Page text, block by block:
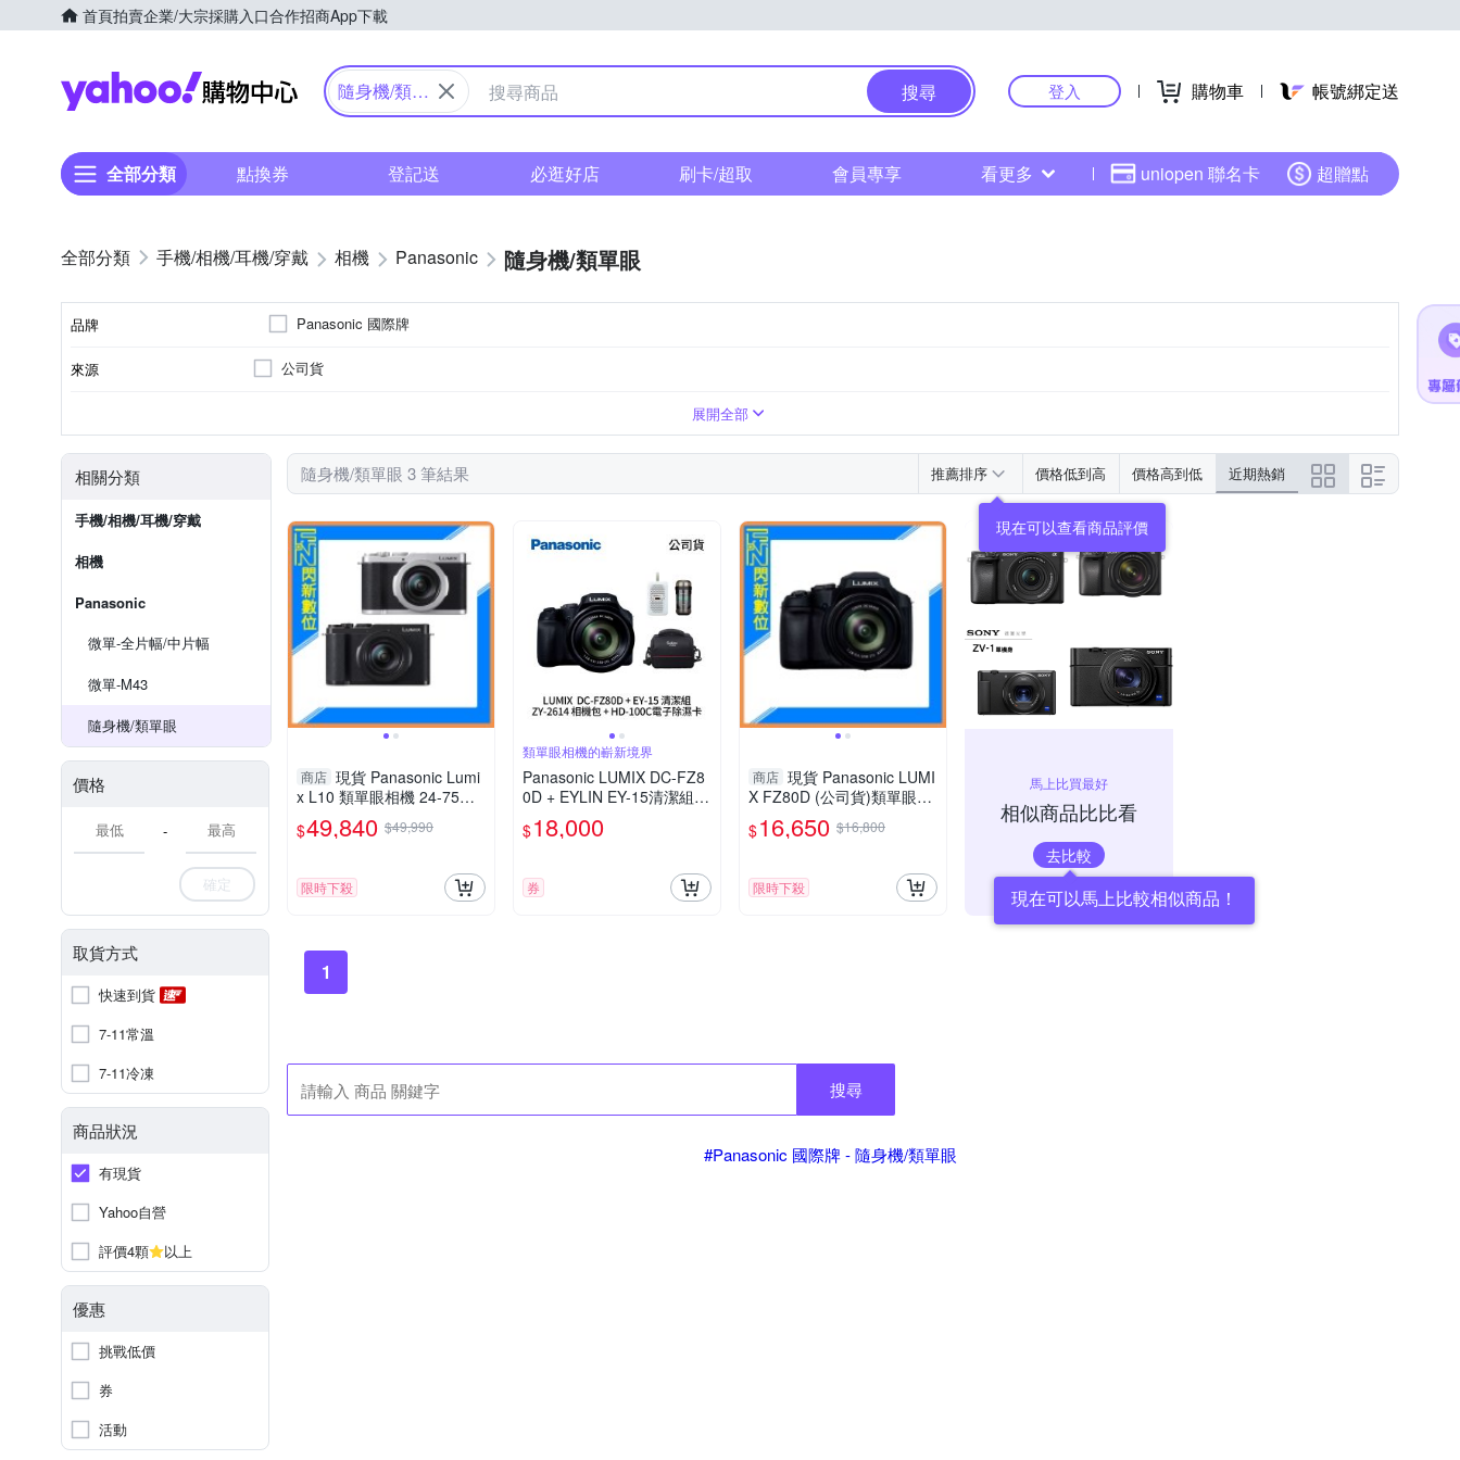
首頁拍賣企業/大宗採購入口合作招商App下載
Yahoo購物中心
隨身機/類單
搜尋 登入 購物車 帳號綁定送
全部分類 點換券 登記送 必逛好店 刷卡/超取 會員專享 看更多 uniopen 聯名卡 超贈點
手機/相機/耳機/穿戴 相機 Panasonic 隨身機/類單眼
品牌 Panasonic 國際牌
來源 公司貨
展開全部
相關分類
手機/相機/耳機/穿戴
相機
Panasonic
微單-全片幅/中片幅
微單-M43
隨身機/類單眼
價格
-
確定
取貨方式
快速到貨
7-11常溫
7-11冷凍
商品狀況
有現貨
Yahoo自營
評價4顆
以上
優惠
挑戰低價
券
活動
隨身機/類單眼 3 筆結果 推薦排序 價格低到高 價格高到低 近期熱銷
現在可以查看商品評價
商店 現貨 Panasonic Lumi
x L10 類單眼相機 24-75mm
(DC-L10,公司貨)
$49,840 $49,990
限時下殺
類單眼相機的嶄新境界
Panasonic LUMIX DC-FZ8
0D + EYLIN EY-15清潔組 +
SunLight ZY-2614相機包 +
EirMai 銳瑪 HD-100C電子
$18,000
券
商店 現貨 Panasonic LUMI
X FZ80D (公司貨)類單眼相
$16,650 $16,800
限時下殺
馬上比買最好
相似商品比比看
去比較
現在可以馬上比較相似商品！
1
搜尋
#Panasonic 國際牌 - 隨身機/類單眼